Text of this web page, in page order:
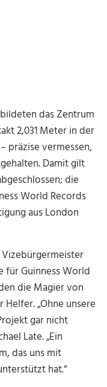
das Zentrum
2,031 Meter in der
präzise vermessen,
Damit gilt
die
World Records
aus London
Vizebürgermeister
für Guinness World
die Magier von
„Ohne unsere
gar nicht
Late. „Ein
das uns mit
hat.“